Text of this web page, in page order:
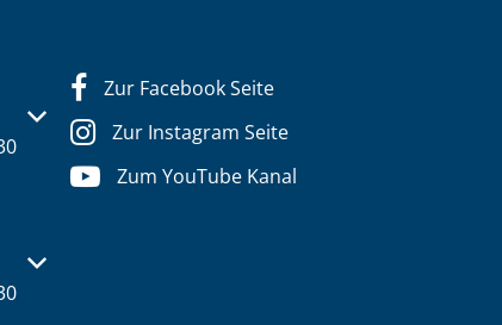
Schließzeiten auszublenden
Schließzeiten auszublenden
Zur Facebook Seite
Zur Instagram Seite
Zum YouTube Kanal